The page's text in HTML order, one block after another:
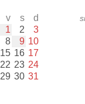
v s d
1 2 3
8 9 10
15 16 17
22 23 24
29 30 31